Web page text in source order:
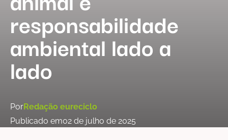
responsabilidade
ambiental lado a
lado
PorRedação eureciclo
Publicado em02 de julho de 2025